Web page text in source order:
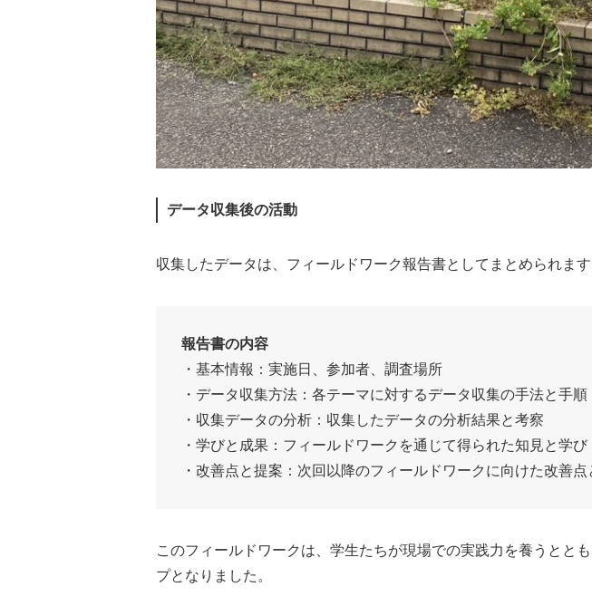
データ収集後の活動
収集したデータは、フィールドワーク報告書としてまとめられます
報告書の内容
・基本情報：実施日、参加者、調査場所
・データ収集方法：各テーマに対するデータ収集の手法と手順
・収集データの分析：収集したデータの分析結果と考察
・学びと成果：フィールドワークを通じて得られた知見と学び
・改善点と提案：次回以降のフィールドワークに向けた改善点
このフィールドワークは、学生たちが現場での実践力を養うとと
プとなりました。